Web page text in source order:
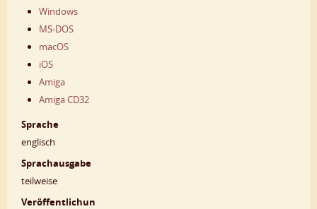
Windows
MS-DOS
macOS
iOS
Amiga
Amiga CD32
Sprache
englisch
Sprachausgabe
teilweise
Veröffentlichun